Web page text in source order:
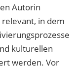
Autorin
relevant, in dem
kulturellen
werden. Vor